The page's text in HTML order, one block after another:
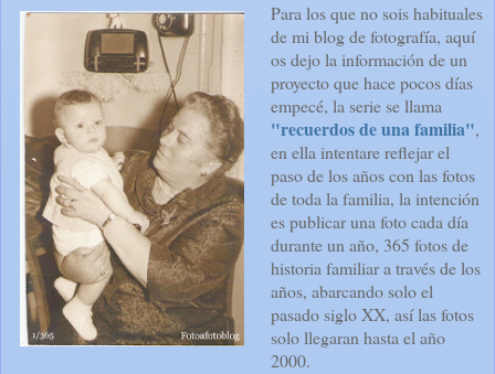
Para los que no sois habituales
de mi blog de fotografía, aquí
os dejo la información de un
proyecto que hace pocos días
empecé, la serie se llama
"recuerdos de una familia",
en ella intentare reflejar el
paso de los años con las fotos
de toda la familia, la intención
es publicar una foto cada día
durante un año, 365 fotos de
historia familiar a través de los
años, abarcando solo el
pasado siglo XX, así las fotos
solo llegaran hasta el año
2000.